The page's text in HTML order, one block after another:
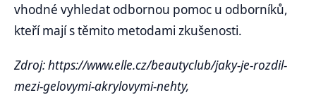
vhodné vyhledat odbornou pomoc u odborníků,
kteří mají s těmito metodami zkušenosti.
Zdroj: https://www.elle.cz/beautyclub/jaky-je-rozdil-
mezi-gelovymi-akrylovymi-nehty,